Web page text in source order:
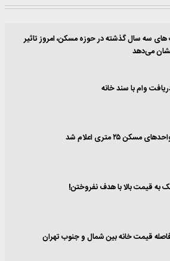
سه سال گذشته در حوزه مسکن، امروز تاثیر
می‌دهد
وام با سند خانه
مسکن ۲۵ متری اعلام شد
به قیمت بالا با هدف نفروختن!
قیمت خانه بین شمال و جنوب تهران